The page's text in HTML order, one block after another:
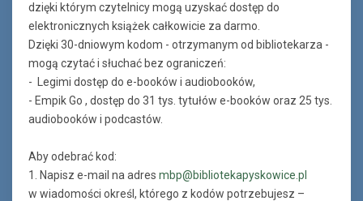
dzięki którym czytelnicy mogą uzyskać dostęp do
elektronicznych książek całkowicie za darmo.
Dzięki 30-dniowym kodom - otrzymanym od bibliotekarza -
mogą czytać i słuchać bez ograniczeń:
- Legimi dostęp do e-booków i audiobooków,
- Empik Go , dostęp do 31 tys. tytułów e-booków oraz 25 tys.
audiobooków i podcastów.
Aby odebrać kod:
1. Napisz e-mail na adres mbp@bibliotekapyskowice.pl
w wiadomości określ, którego z kodów potrzebujesz –